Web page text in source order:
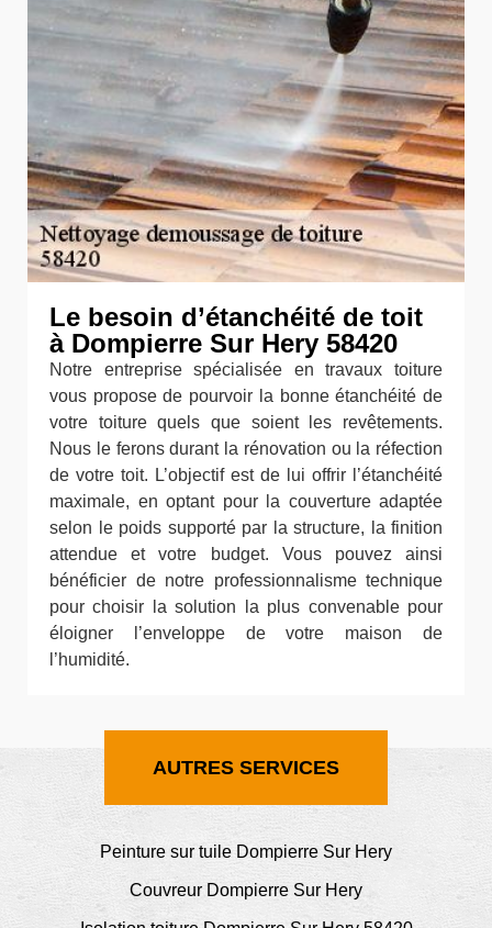
Le besoin d’étanchéité de toit
à Dompierre Sur Hery 58420
Notre entreprise spécialisée en travaux toiture
vous propose de pourvoir la bonne étanchéité de
votre toiture quels que soient les revêtements.
Nous le ferons durant la rénovation ou la réfection
de votre toit. L’objectif est de lui offrir l’étanchéité
maximale, en optant pour la couverture adaptée
selon le poids supporté par la structure, la finition
attendue et votre budget. Vous pouvez ainsi
bénéficier de notre professionnalisme technique
pour choisir la solution la plus convenable pour
éloigner l’enveloppe de votre maison de
l’humidité.
AUTRES SERVICES
Peinture sur tuile Dompierre Sur Hery
Couvreur Dompierre Sur Hery